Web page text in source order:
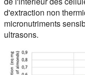
d'extraction non
micronutriments
ultrasons.